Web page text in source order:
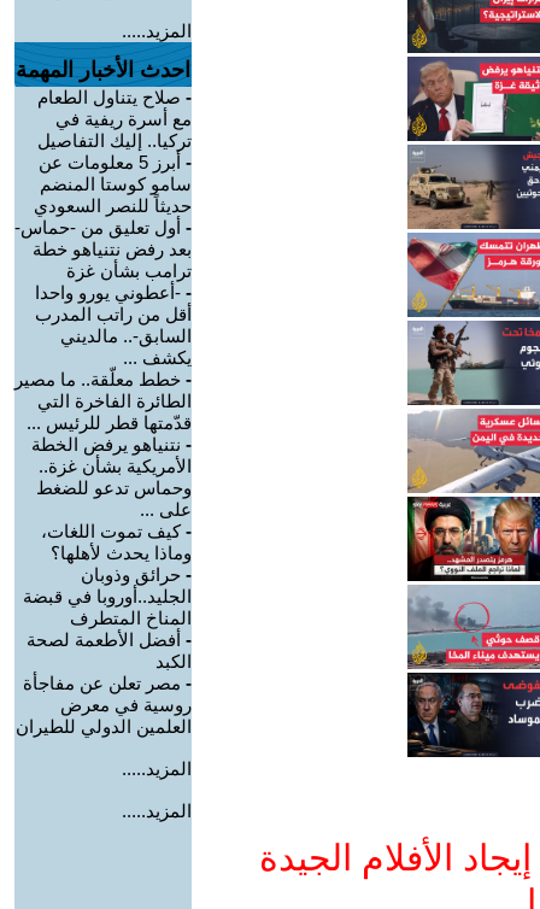
الأفلام الجيدة
المزيد.....
احدث الأخبار المهمة
- صلاح يتناول الطعام
مع أسرة ريفية في
تركيا.. إليك التفاصيل
-
أبرز 5 معلومات عن
سامو كوستا المنضم
حديثاً للنصر السعودي
- أول تعليق من -حماس-
بعد رفض نتنياهو خطة
ترامب بشأن غزة
- -أعطوني يورو واحدا
أقل من راتب المدرب
السابق-.. مالديني
يكشف ...
- خطط معلّقة.. ما مصير
الطائرة الفاخرة التي
قدّمتها قطر للرئيس ...
- نتنياهو يرفض الخطة
الأمريكية بشأن غزة..
وحماس تدعو للضغط
على ...
-كيف تموت اللغات،
وماذا يحدث لأهلها؟
- حرائق وذوبان
الجليد..أوروبا في قبضة
المناخ المتطرف
- أفضل الأطعمة لصحة
الكبد
- مصر تعلن عن مفاجأة
روسية في معرض
العلمين الدولي للطيران
المزيد.....
المزيد.....